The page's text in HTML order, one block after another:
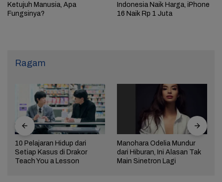
Ketujuh Manusia, Apa
Fungsinya?
Indonesia Naik Harga, iPhone
16 Naik Rp 1 Juta
Ragam
10 Pelajaran Hidup dari
Setiap Kasus di Drakor
Teach You a Lesson
Manohara Odelia Mundur
dari Hiburan, Ini Alasan Tak
Main Sinetron Lagi